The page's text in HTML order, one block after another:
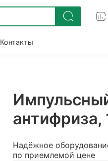
Контакты
Надёжное
по приемлемой цене